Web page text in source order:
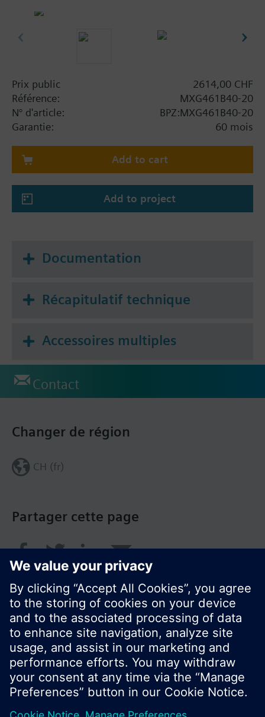
retour de position, fonction de rappel de ressort et
Les vannes MXG461B... sont homologuées UL
Attention
ATTENTION !
La vanne ne peut être utilisée que comme vanne
mélangeuse ou vannes 2 voies, et non comme
vanne de dérivation.
Prix public
2614,00 CHF
Référence:
MXG461B40-20
N° d'article:
BPZ:MXG461B40-20
Garantie:
60 mois
Add to cart
Add to project
Documentation
Récapitulatif technique
Accessoires multiples
Contact
Partager cette page
Changer de région
CH (fr)
© Siemens Switzerland Ltd. 2018
Le portefeuille des produits peut varier en